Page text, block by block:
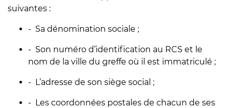
suivantes :
- Sa dénomination sociale ;
- Son numéro d’identification au RCS et le
nom de la ville du greffe où il est immatriculé ;
- L’adresse de son siège social ;
- Les coordonnées postales de chacun de ses